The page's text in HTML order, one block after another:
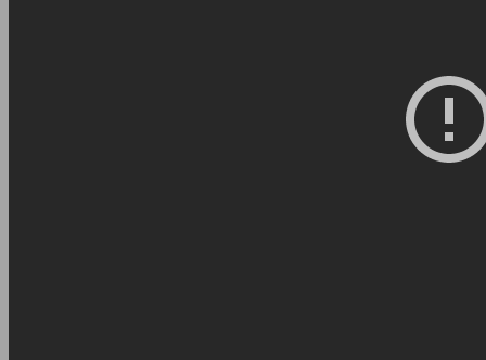
Men tiêu hóa vi sinh (Probiotics)
Chế phẩm vi sinh xử lý môi trường